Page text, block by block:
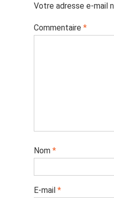
Votre adresse e-mail
Commentaire *
Nom *
E-mail *